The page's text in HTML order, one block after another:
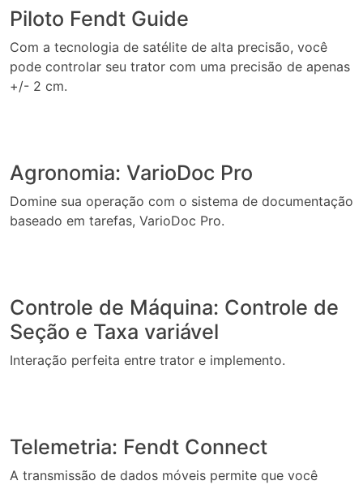
Piloto Fendt Guide
Com a tecnologia de satélite de alta precisão, você
pode controlar seu trator com uma precisão de apenas
+/- 2 cm.
Agronomia: VarioDoc Pro
Domine sua operação com o sistema de documentação
baseado em tarefas, VarioDoc Pro.
Controle de Máquina: Controle de
Seção e Taxa variável
Interação perfeita entre trator e implemento.
Telemetria: Fendt Connect
A transmissão de dados móveis permite que você